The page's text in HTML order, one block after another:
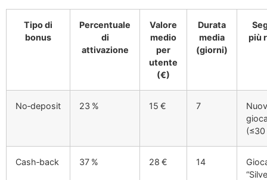
Tipo di
bonus
Percentuale
di
attivazione
Valore
medio
per
utente
(€)
Durata
media
(giorni)
più
No‑deposit 23 % 15 € 7
(≤30
Cash‑back 37 % 28 € 14